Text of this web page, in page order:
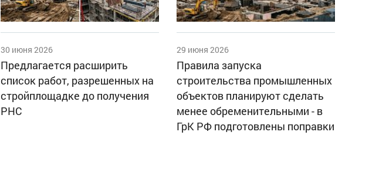
30 июня 2026
Предлагается расширить
список работ, разрешенных на
стройплощадке до получения
РНС
29 июня 2026
Правила запуска
строительства промышленных
объектов планируют сделать
менее обременительными - в
ГрК РФ подготовлены поправки